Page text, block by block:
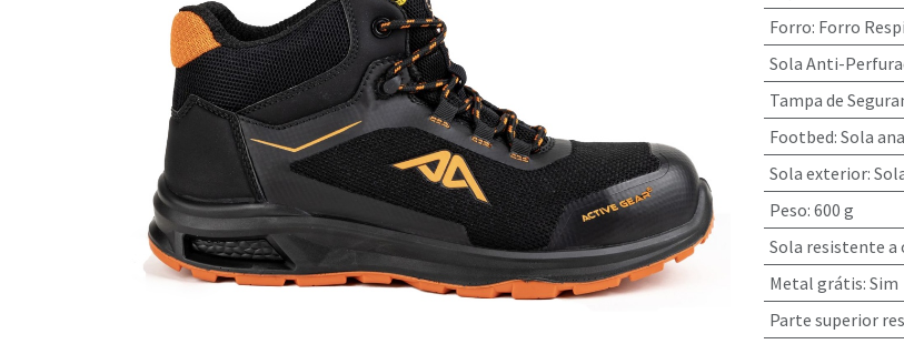
Forro: Forro
Sola Anti-
Tampa de
Footbed: Sola
Sola exterior:
Peso: 600 g
Sola resistente
Metal grátis: Sim
Parte superior